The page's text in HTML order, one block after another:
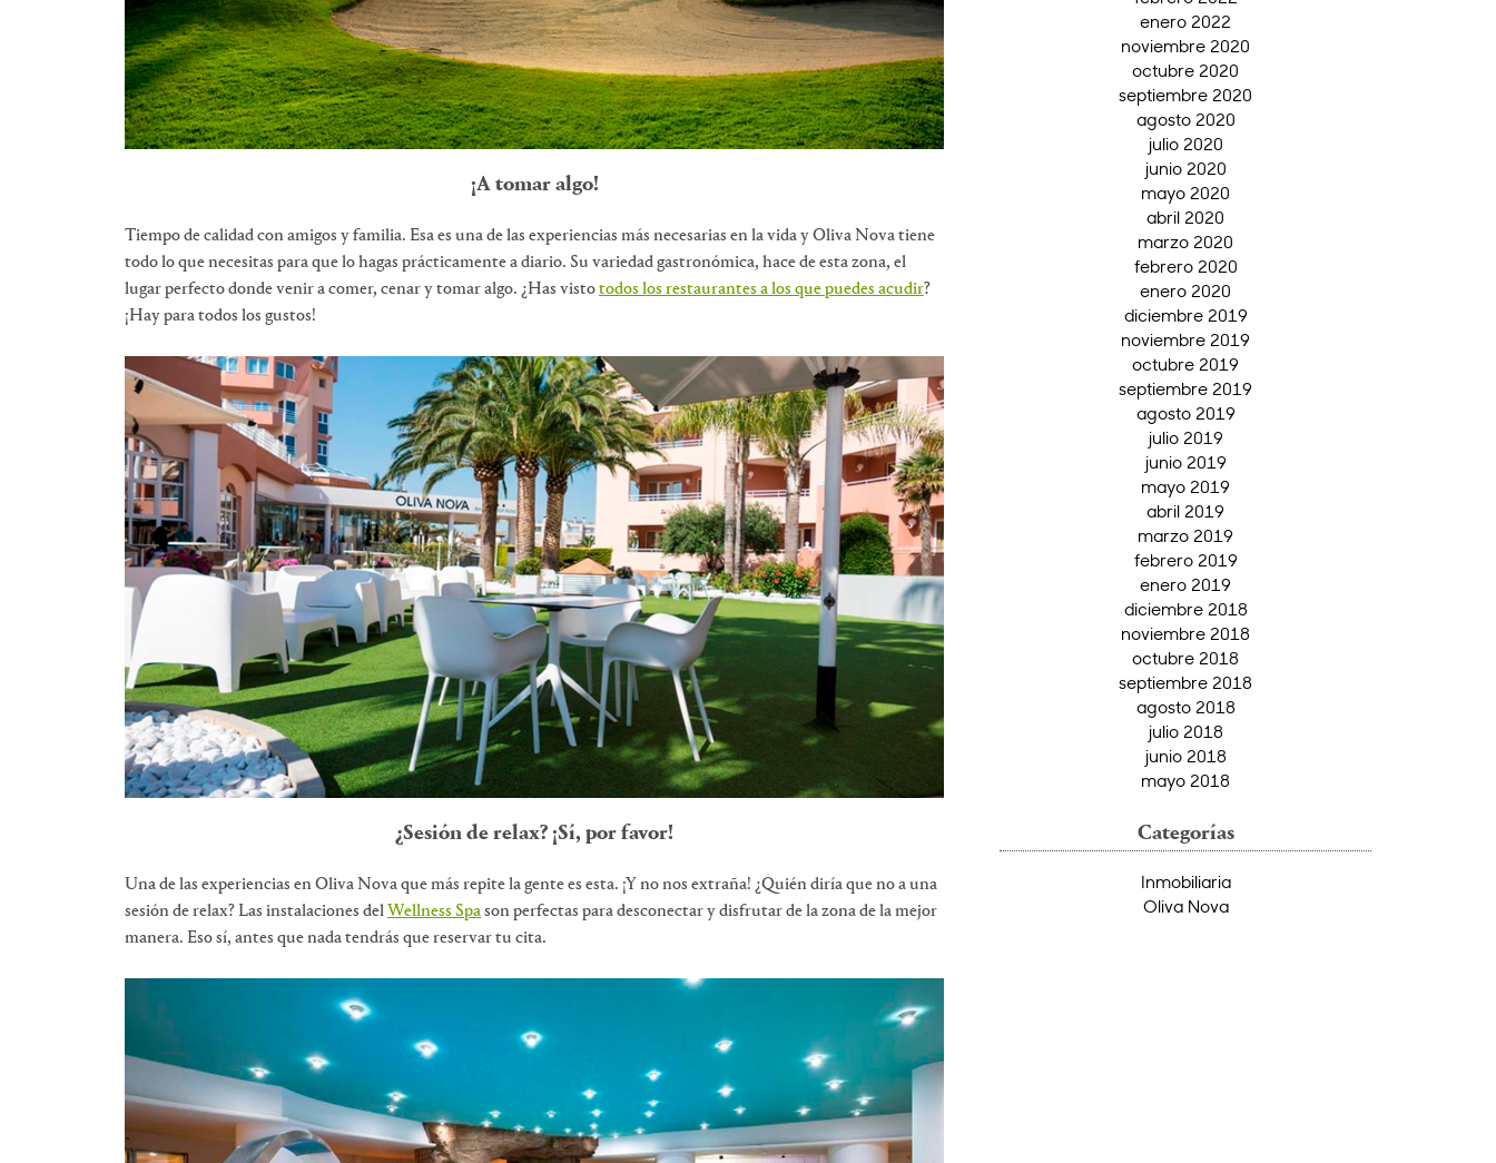
¡A tomar algo!
Tiempo de calidad con amigos y familia. Esa es una de las experiencias más necesarias en la vida y Oliva Nova tiene
todo lo que necesitas para que lo hagas prácticamente a diario. Su variedad gastronómica, hace de esta zona, el
lugar perfecto donde venir a comer, cenar y tomar algo. ¿Has vistotodos los restaurantes a los que puedes acudir?
¡Hay para todos los gustos!
¿Sesión de relax? ¡Sí, por favor!
Una de las experiencias en Oliva Nova que más repite la gente es esta. ¡Y no nos extraña! ¿Quién diría que no a una
sesión de relax? Las instalaciones del Wellness Spason perfectas para desconectar y disfrutar de la zona de la mejor
manera. Eso sí, antes que nada tendrás que reservar tu cita.
enero 2022
noviembre 2020
octubre 2020
septiembre 2020
agosto 2020
julio 2020
junio 2020
mayo 2020
abril 2020
marzo 2020
febrero 2020
enero 2020
diciembre 2019
noviembre 2019
octubre 2019
septiembre 2019
agosto 2019
julio 2019
junio 2019
mayo 2019
abril 2019
marzo 2019
febrero 2019
enero 2019
diciembre 2018
noviembre 2018
octubre 2018
septiembre 2018
agosto 2018
julio 2018
junio 2018
mayo 2018
Categorías
Inmobiliaria
Oliva Nova